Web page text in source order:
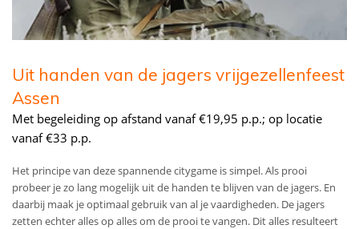
Uit handen van de jagers vrijgezellenfeest
Assen
Met begeleiding op afstand vanaf €19,95 p.p.; op locatie
vanaf €33 p.p.
Het principe van deze spannende citygame is simpel. Als prooi
probeer je zo lang mogelijk uit de handen te blijven van de jagers. En
daarbij maak je optimaal gebruik van al je vaardigheden. De jagers
zetten echter alles op alles om de prooi te vangen. Dit alles resulteert